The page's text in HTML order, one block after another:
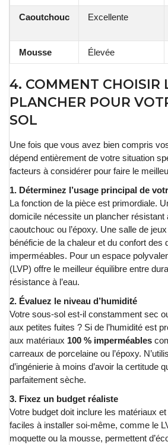
Caoutchouc Excellente
Mousse Élevée
4. COMMENT CHOISIR
PLANCHER POUR
SOL
Une fois que vous avez bien compris
dépend entièrement de votre situation
facteurs à considérer pour faire le
1. Déterminez l’usage principal de
La fonction de la pièce est primordiale.
domicile nécessite un plancher
caoutchouc ou l’époxy. Une salle de
bénéficie de la chaleur et du confort des
imperméables. Pour un espace
(LVP) offre le meilleur équilibre entre
résistance à l’eau.
2. Évaluez le niveau d’humidité
Votre sous-sol est-il constamment sec
aux petites fuites ? Si de l’humidité est
aux matériaux 100 % imperméables
carreaux de porcelaine ou l’époxy.
d’ingénierie à moins d’avoir la certitude
parfaitement sèche.
3. Fixez un budget réaliste
Votre budget doit inclure les matériaux
faciles à installer soi-même, comme le
moquette ou la mousse, permettent